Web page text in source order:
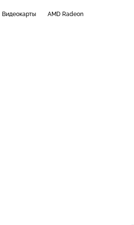
Видеокарты AMD Radeon